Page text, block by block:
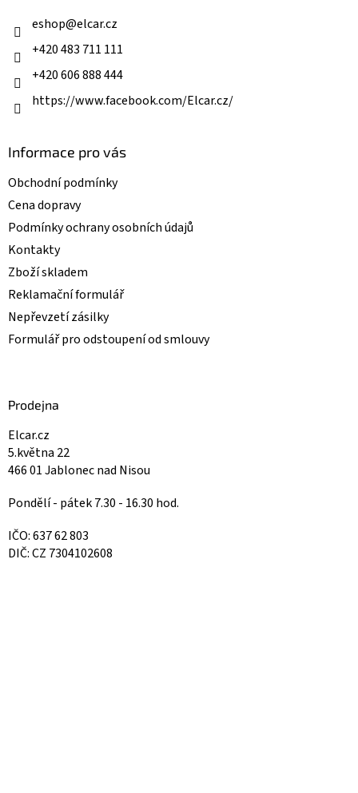
eshop@elcar.cz
+420 483 711 111
+420 606 888 444
https://www.facebook.com/Elcar.cz/
Informace pro vás
Obchodní podmínky
Cena dopravy
Podmínky ochrany osobních údajů
Kontakty
Zboží skladem
Reklamační formulář
Nepřevzetí zásilky
Formulář pro odstoupení od smlouvy
Prodejna
Elcar.cz
5.května 22
466 01 Jablonec nad Nisou
Pondělí - pátek 7.30 - 16.30 hod.
IČO: 637 62 803
DIČ: CZ 7304102608